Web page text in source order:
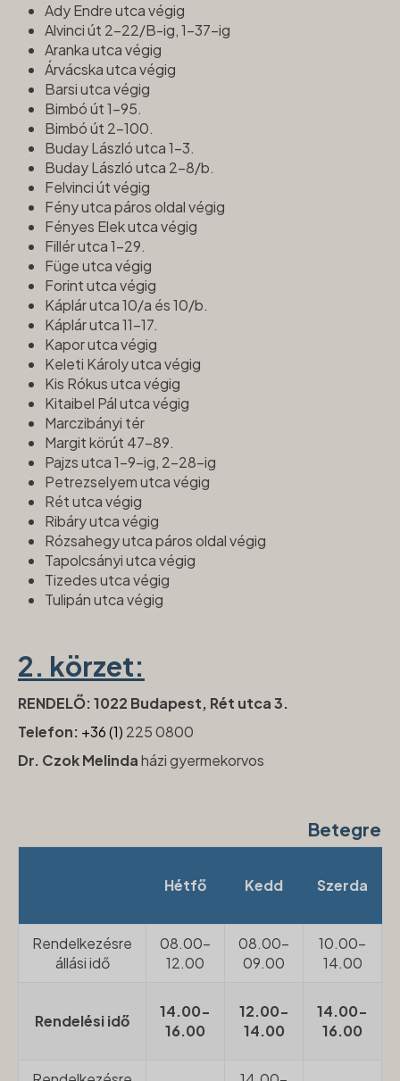
Ady Endre utca végig
Alvinci út 2-22/B-ig, 1-37-ig
Aranka utca végig
Árvácska utca végig
Barsi utca végig
Bimbó út 1-95.
Bimbó út 2-100.
Buday László utca 1-3.
Buday László utca 2-8/b.
Felvinci út végig
Fény utca páros oldal végig
Fényes Elek utca végig
Fillér utca 1-29.
Füge utca végig
Forint utca végig
Káplár utca 10/a és 10/b.
Káplár utca 11-17.
Kapor utca végig
Keleti Károly utca végig
Kis Rókus utca végig
Kitaibel Pál utca végig
Marczibányi tér
Margit körút 47-89.
Pajzs utca 1-9-ig, 2-28-ig
Petrezselyem utca végig
Rét utca végig
Ribáry utca végig
Rózsahegy utca páros oldal végig
Tapolcsányi utca végig
Tizedes utca végig
Tulipán utca végig
2. körzet:
RENDELŐ: 1022 Budapest, Rét utca 3.
Telefon: +36 (1) 225 0800
Dr. Czok Melindaházi gyermekorvos
Hétfő Kedd Szerda
Rendelkezésre
állási idő
08.00-
12.00
08.00-
09.00
10.00-
14.00
Rendelési idő
14.00-
16.00
12.00-
14.00
14.00-
16.00